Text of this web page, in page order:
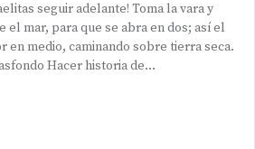
seguir adelante! Toma la vara y
el mar, para que se abra en dos; así el
en medio, caminando sobre tierra seca.
Hacer historia de…